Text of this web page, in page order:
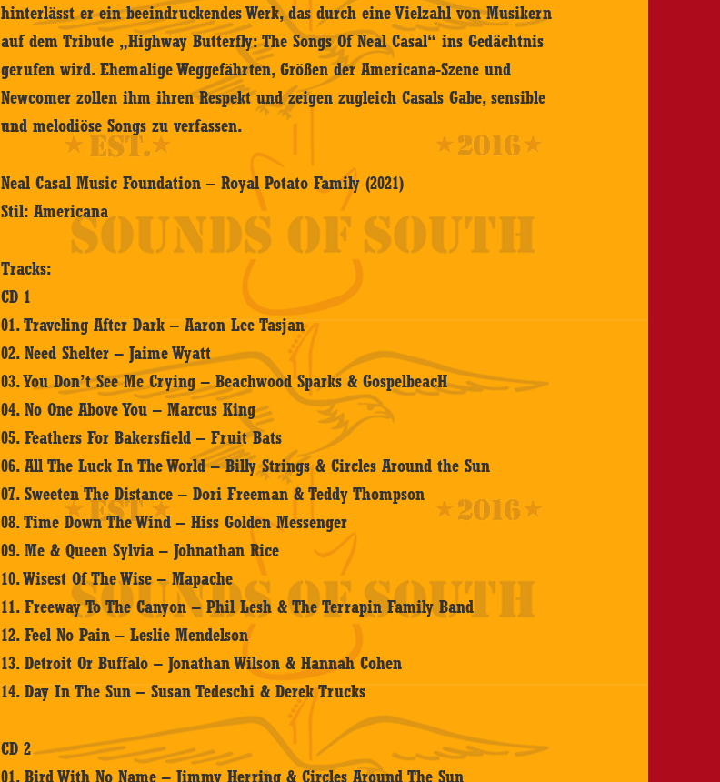
hinterlässt er ein beeindruckendes Werk, das durch eine Vielzahl von Musikern
auf dem Tribute „Highway Butterfly: The Songs Of Neal Casal“ ins Gedächtnis
gerufen wird. Ehemalige Weggefährten, Größen der Americana-Szene und
Newcomer zollen ihm ihren Respekt und zeigen zugleich Casals Gabe, sensible
und melodiöse Songs zu verfassen.
Neal Casal Music Foundation – Royal Potato Family (2021)
Stil: Americana
Tracks:
CD 1
01. Traveling After Dark – Aaron Lee Tasjan
02. Need Shelter – Jaime Wyatt
03. You Don’t See Me Crying – Beachwood Sparks & GospelbeacH
04. No One Above You – Marcus King
05. Feathers For Bakersfield – Fruit Bats
06. All The Luck In The World – Billy Strings & Circles Around the Sun
07. Sweeten The Distance – Dori Freeman & Teddy Thompson
08. Time Down The Wind – Hiss Golden Messenger
09. Me & Queen Sylvia – Johnathan Rice
10. Wisest Of The Wise – Mapache
11. Freeway To The Canyon – Phil Lesh & The Terrapin Family Band
12. Feel No Pain – Leslie Mendelson
13. Detroit Or Buffalo – Jonathan Wilson & Hannah Cohen
14. Day In The Sun – Susan Tedeschi & Derek Trucks
CD 2
01. Bird With No Name – Jimmy Herring & Circles Around The Sun